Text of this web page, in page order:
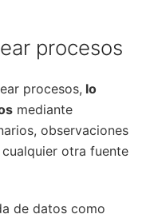
procesos
procesos, lo
mediante
observaciones
otra fuente
de datos como